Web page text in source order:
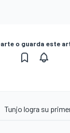
o guarda este
Tunjo logra su